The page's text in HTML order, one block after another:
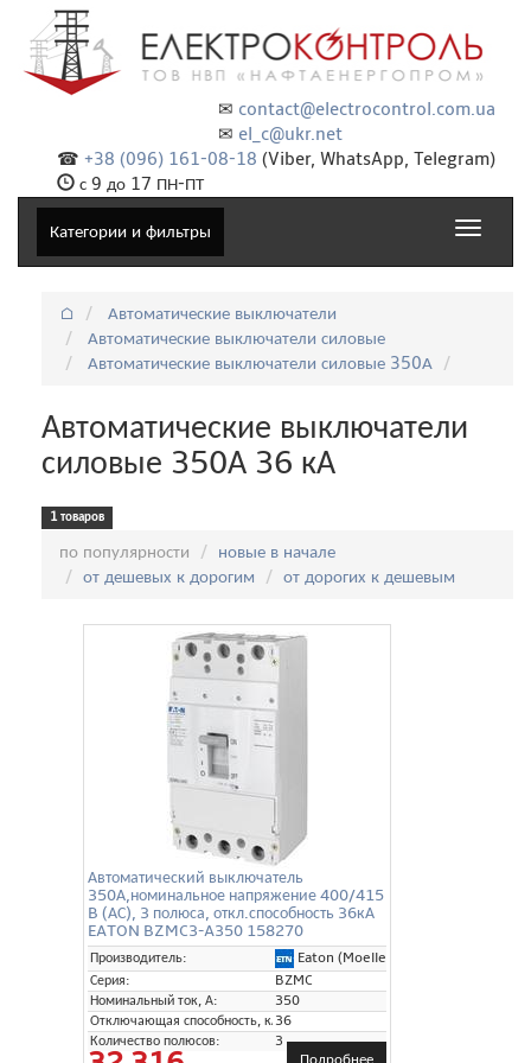
✉ contact@electrocontrol.com.ua
✉ el_c@ukr.net
☎ +38 (096) 161-08-18 (Viber, WhatsApp, Telegram)
с 9 до 17 ПН-ПТ
Категории и фильтры
Toggle
⌂
Автоматические выключатели
Автоматические выключатели силовые
Автоматические выключатели силовые 350А
Автоматические выключатели
силовые 350А 36 кА
1 товаров
по популярности
новые в начале
от дешевых к дорогим
от дорогих к дешевым
Автоматический выключатель
350А,номинальное напряжение 400/415
B (АС), 3 полюса, откл.способность 36кА
EATON BZMC3-A350 158270
Производитель:
Eaton (Moeller)
Серия:
BZMC
Номинальный ток, А:
350
Отключающая способность, кА:36
Количество полюсов:
3
Подробнее